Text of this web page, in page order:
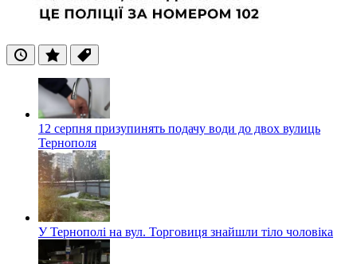
ОстанніПопулярні
Теги
12 серпня призупинять подачу води до двох вулиць
Тернополя
У Тернополі на вул. Торговиця знайшли тіло чоловіка